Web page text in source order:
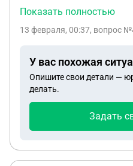
должник. Но, верно
регистрации, ( имя,
маленькая сумма, но
ещё и госпошлину
поступить, долг оплачу,
Показать полностью
13 февраля, 00:37, вопрос
У вас похожая
Опишите свои детали —
делать.
Задать